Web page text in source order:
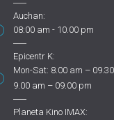
Auchan:
08:00 am - 10.00 pm
Epicentr K:
Mon-Sat: 8.00 am –
9.00 am – 09.00 pm
Planeta Kino IMAX: